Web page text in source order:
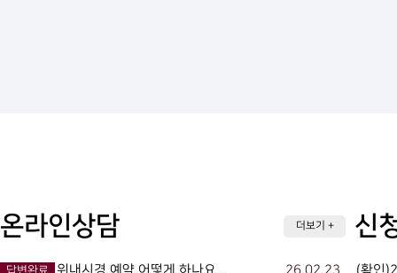
온라인상담 더보기 +
답변완료 위내시경 예약 어떻게 하나요.. 26.02.23
신
(확인